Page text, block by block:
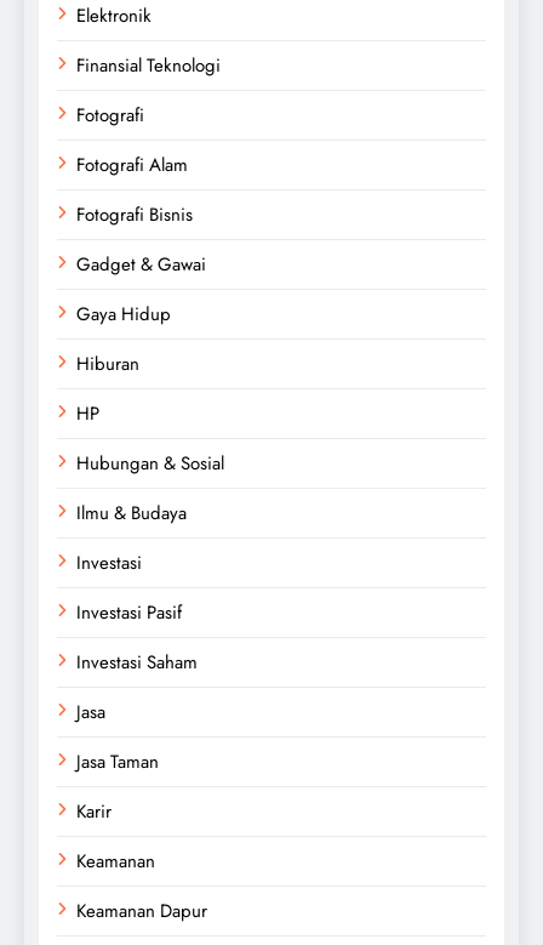
Elektronik
Finansial Teknologi
Fotografi
Fotografi Alam
Fotografi Bisnis
Gadget & Gawai
Gaya Hidup
Hiburan
HP
Hubungan & Sosial
Ilmu & Budaya
Investasi
Investasi Pasif
Investasi Saham
Jasa
Jasa Taman
Karir
Keamanan
Keamanan Dapur